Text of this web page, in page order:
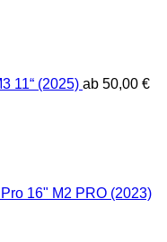
11“ (2025) ab 50,00 €
16" M2 PRO (2023)